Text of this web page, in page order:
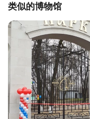
类似的博物馆